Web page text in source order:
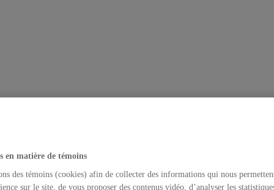
en matière de témoins
des témoins (cookies) afin de collecter des informations qui nous
sur le site, de vous proposer des contenus vidéo, d’analyser les